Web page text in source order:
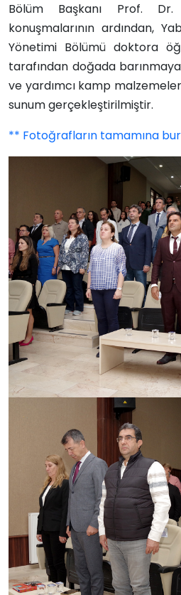
Bölüm Başkanı Prof. Dr.
konuşmalarının ardından,
Yönetimi Bölümü doktora
tarafından doğada
ve yardımcı kamp
sunum gerçekleştirilmiştir.
** Fotoğrafların tamamına